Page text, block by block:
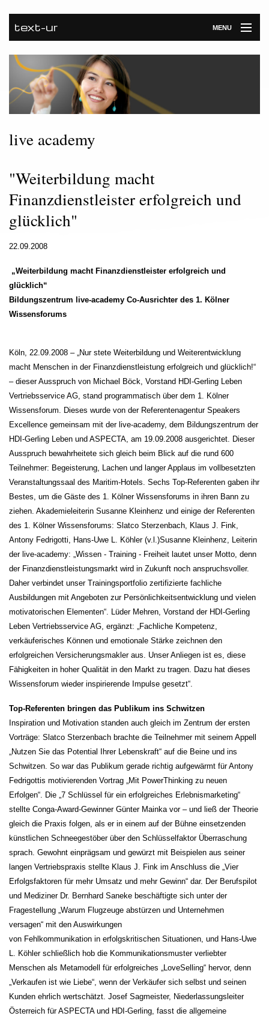
text-ur MENU
Startseite
Leistungen
Unternehmen
Referenzen
Newsroom
live academy
"Weiterbildung macht
Finanzdienstleister erfolgreich und
glücklich"
22.09.2008
„Weiterbildung macht Finanzdienstleister erfolgreich und
glücklich“
Bildungszentrum live-academy Co-Ausrichter des 1. Kölner
Wissensforums
Köln, 22.09.2008 – „Nur stete Weiterbildung und Weiterentwicklung
macht Menschen in der Finanzdienstleistung erfolgreich und glücklich!“
– dieser Ausspruch von Michael Böck, Vorstand HDI-Gerling Leben
Vertriebsservice AG, stand programmatisch über dem 1. Kölner
Wissensforum. Dieses wurde von der Referentenagentur Speakers
Excellence gemeinsam mit der live-academy, dem Bildungszentrum der
HDI-Gerling Leben und ASPECTA, am 19.09.2008 ausgerichtet. Dieser
Ausspruch bewahrheitete sich gleich beim Blick auf die rund 600
Teilnehmer: Begeisterung, Lachen und langer Applaus im vollbesetzten
Veranstaltungssaal des Maritim-Hotels. Sechs Top-Referenten gaben ihr
Bestes, um die Gäste des 1. Kölner Wissensforums in ihren Bann zu
ziehen. Akademieleiterin Susanne Kleinhenz und einige der Referenten
des 1. Kölner Wissensforums: Slatco Sterzenbach, Klaus J. Fink,
Antony Fedrigotti, Hans-Uwe L. Köhler (v.l.)Susanne Kleinhenz, Leiterin
der live-academy: „Wissen - Training - Freiheit lautet unser Motto, denn
der Finanzdienstleistungsmarkt wird in Zukunft noch anspruchsvoller.
Daher verbindet unser Trainingsportfolio zertifizierte fachliche
Ausbildungen mit Angeboten zur Persönlichkeitsentwicklung und vielen
motivatorischen Elementen“. Lüder Mehren, Vorstand der HDI-Gerling
Leben Vertriebsservice AG, ergänzt: „Fachliche Kompetenz,
verkäuferisches Können und emotionale Stärke zeichnen den
erfolgreichen Versicherungsmakler aus. Unser Anliegen ist es, diese
Fähigkeiten in hoher Qualität in den Markt zu tragen. Dazu hat dieses
Wissensforum wieder inspirierende Impulse gesetzt“.
Top-Referenten bringen das Publikum ins Schwitzen
Inspiration und Motivation standen auch gleich im Zentrum der ersten
Vorträge: Slatco Sterzenbach brachte die Teilnehmer mit seinem Appell
„Nutzen Sie das Potential Ihrer Lebenskraft“ auf die Beine und ins
Schwitzen. So war das Publikum gerade richtig aufgewärmt für Antony
Fedrigottis motivierenden Vortrag „Mit PowerThinking zu neuen
Erfolgen“. Die „7 Schlüssel für ein erfolgreiches Erlebnismarketing“
stellte Conga-Award-Gewinner Günter Mainka vor – und ließ der Theorie
gleich die Praxis folgen, als er in einem auf der Bühne einsetzenden
künstlichen Schneegestöber über den Schlüsselfaktor Überraschung
sprach. Gewohnt einprägsam und gewürzt mit Beispielen aus seiner
langen Vertriebspraxis stellte Klaus J. Fink im Anschluss die „Vier
Erfolgsfaktoren für mehr Umsatz und mehr Gewinn“ dar. Der Berufspilot
und Mediziner Dr. Bernhard Saneke beschäftigte sich unter der
Fragestellung „Warum Flugzeuge abstürzen und Unternehmen
versagen“ mit den Auswirkungen
von Fehlkommunikation in erfolgskritischen Situationen, und Hans-Uwe
L. Köhler schließlich hob die Kommunikationsmuster verliebter
Menschen als Metamodell für erfolgreiches „LoveSelling“ hervor, denn
„Verkaufen ist wie Liebe“, wenn der Verkäufer sich selbst und seinen
Kunden ehrlich wertschätzt. Josef Sagmeister, Niederlassungsleiter
Österreich für ASPECTA und HDI-Gerling, fasst die allgemeine